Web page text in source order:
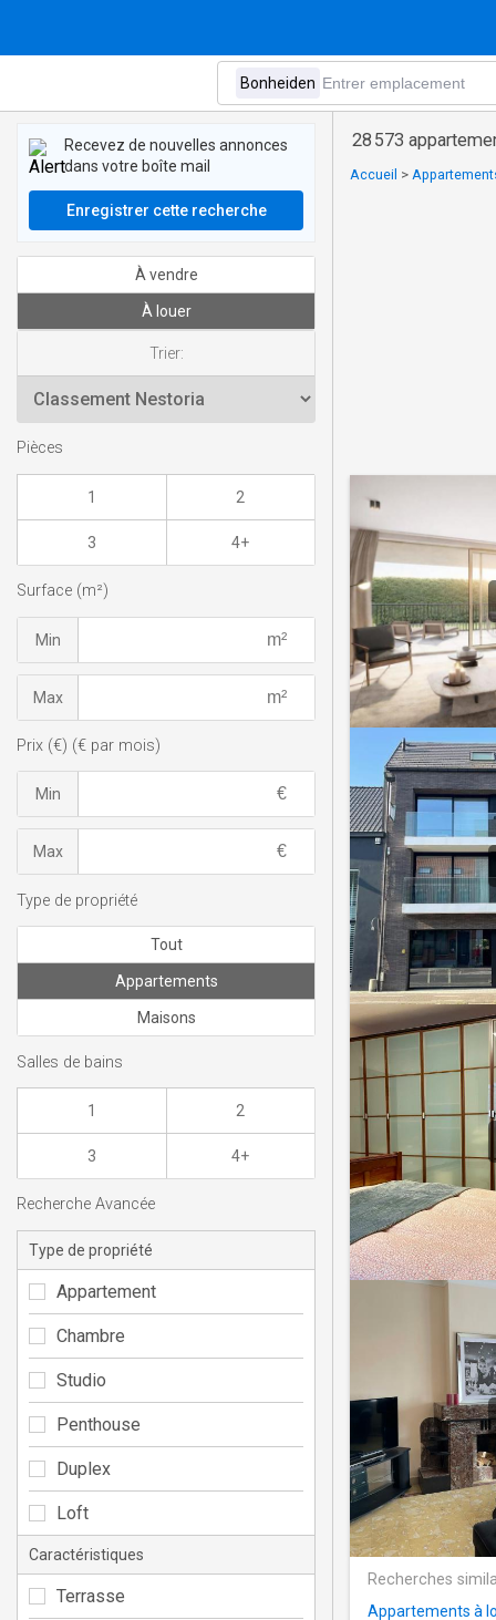
28 573
Accueil >
Recherches
Appartements à
Recevez de nouvelles annonces
dans votre boîte mail
Enregistrer cette recherche
À vendre
À louer
Trier:
Pièces
1 2
3 4+
Surface (m²)
Min
Max
Prix (€) (€ par mois)
Min
Max
Type de propriété
Tout
Appartements
Maisons
Salles de bains
1 2
3 4+
Recherche Avancée
Type de propriété
Appartement
Chambre
Studio
Penthouse
Duplex
Loft
Caractéristiques
Terrasse